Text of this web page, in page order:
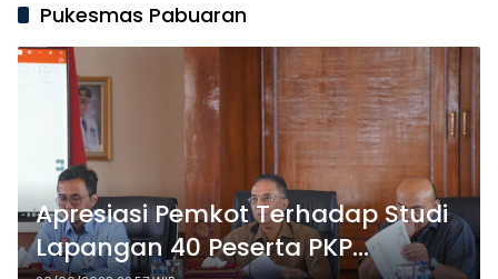
Pukesmas Pabuaran
Apresiasi Pemkot Terhadap Studi
Lapangan 40 Peserta PKP